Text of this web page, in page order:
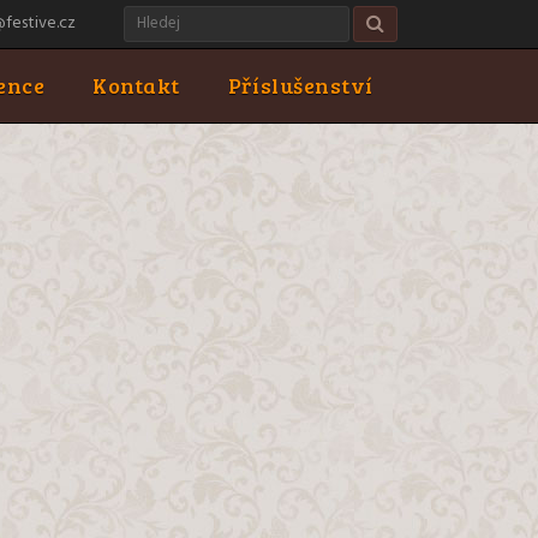
Search
for:
Kontakt Příslušenství